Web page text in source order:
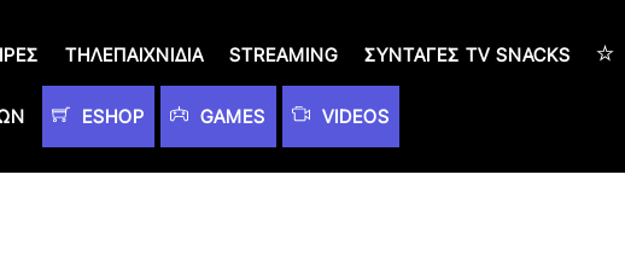
ΤΗΛΕΠΑΙΧΝΊΔΙΑ STREAMING ΣΥΝΤΑΓΈΣ TV SNACKS
ESHOP GAMES VIDEOS